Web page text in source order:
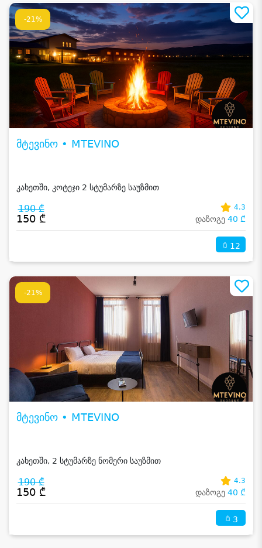
-21%
მტევინო • MTEVINO
კახეთში, კოტეჯი 2 სტუმარზე საუზმით
190 ₾
150 ₾
4.3
დაზოგე 40 ₾
12
-21%
მტევინო • MTEVINO
კახეთში, 2 სტუმარზე ნომერი საუზმით
190 ₾
150 ₾
4.3
დაზოგე 40 ₾
3